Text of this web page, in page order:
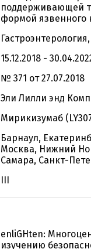
поддерживающей
формой язвенного
15.12.2018 -
№ 371 от 27.07.2018
Эли Лилли энд
Мирикизумаб
Барнаул,
Москва, Нижний
Самара, Санкт-
III
enliGHten:
изучению